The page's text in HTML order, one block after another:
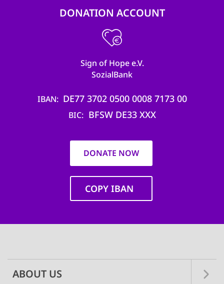
DONATION ACCOUNT
Sign of Hope e.V.
SozialBank
IBAN DE77 3702 0500 0008 7173 00
BIC BFSW DE33 XXX
DONATE NOW
COPY IBAN
ABOUT US